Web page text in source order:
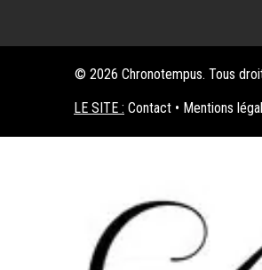
© 2026 Chronotempus. Tous
LE SITE : Contact • Mentions